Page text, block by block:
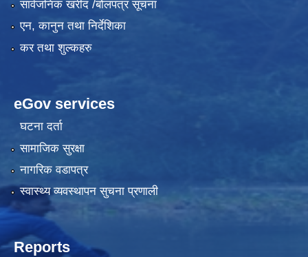
सार्वजनिक खरीद /बोलपत्र सूचना
एन, कानुन तथा निर्देशिका
कर तथा शुल्कहरु
eGov services
घटना दर्ता
सामाजिक सुरक्षा
नागरिक वडापत्र
स्वास्थ्य व्यवस्थापन सुचना प्रणाली
Reports